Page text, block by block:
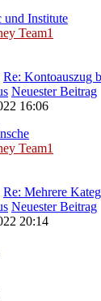
und Institute
Team1
Re:
Neuester Beitrag
16:06
Team1
Re: Mehrere
Neuester Beitrag
20:14